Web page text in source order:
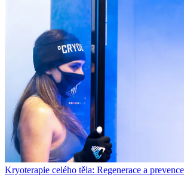
Kryoterapie celého těla: Regenerace a